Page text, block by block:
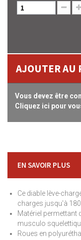
AJOUTER AU
Vous devez être
Cliquez ici pour
EN SAVOIR PLUS
Ce diable lève-
charges jusqu'à
Matériel permettant
musculo
Roues en